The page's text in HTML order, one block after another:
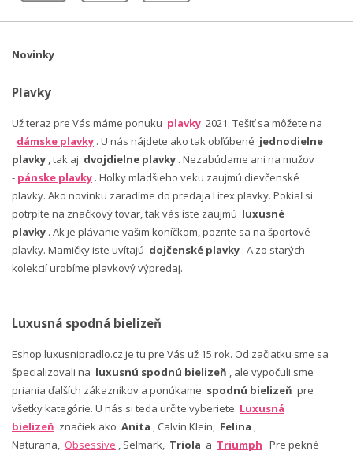
Novinky
Plavky
Už teraz pre Vás máme ponuku plavky 2021. Tešiť sa môžete na
dámske plavky . U nás nájdete ako tak obľúbené jednodielne
plavky , tak aj dvojdielne plavky . Nezabúdame ani na mužov
- pánske plavky . Holky mladšieho veku zaujmú dievčenské
plavky. Ako novinku zaradíme do predaja Litex plavky. Pokiaľ si
potrpíte na značkový tovar, tak vás iste zaujmú luxusné
plavky . Ak je plávanie vašim koníčkom, pozrite sa na športové
plavky. Mamičky iste uvítajú dojčenské plavky . A zo starých
kolekcií urobíme plavkový výpredaj.
Luxusná spodná bielizeň
Eshop luxusnipradlo.cz je tu pre Vás už 15 rok. Od začiatku sme sa
špecializovali na luxusnú spodnú bielizeň , ale vypočuli sme
priania ďalších zákazníkov a ponúkame spodnú bielizeň pre
všetky kategórie. U nás si teda určite vyberiete. Luxusná
bielizeň značiek ako Anita , Calvin Klein, Felina
Naturana, Obsessive , Selmark, Triola a Triumph . Pre pekné